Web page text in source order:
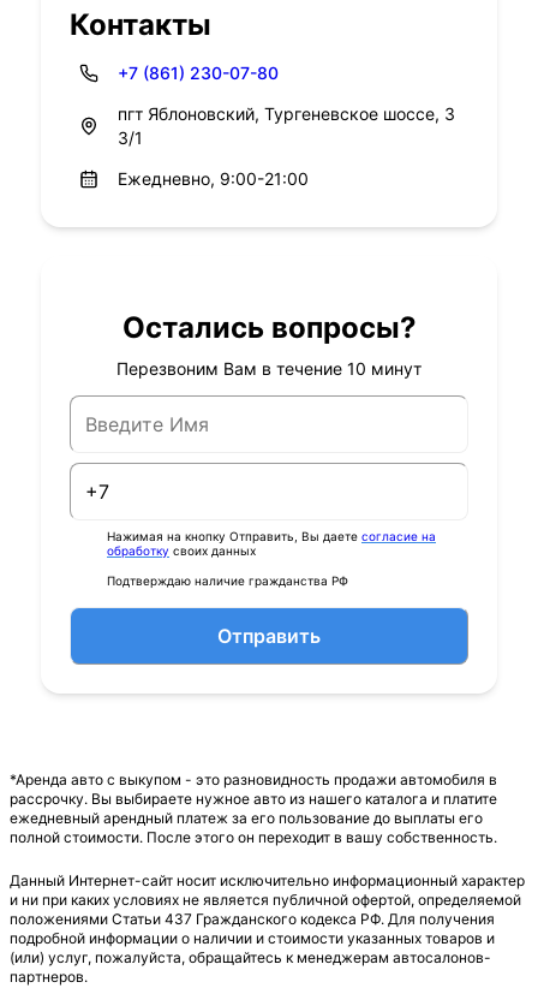
Контакты
+7 (861) 230-07-80
пгт Яблоновский, Тургеневское шоссе, 3
3/1
Ежедневно, 9:00-21:00
Остались вопросы?
Перезвоним Вам в течение 10 минут
Нажимая на кнопку Отправить, Вы даете согласие на
обработку своих данных
Подтверждаю наличие гражданства РФ
Отправить
*Аренда авто с выкупом - это разновидность продажи автомобиля в
рассрочку. Вы выбираете нужное авто из нашего каталога и платите
ежедневный арендный платеж за его пользование до выплаты его
полной стоимости. После этого он переходит в вашу собственность.
Данный Интернет-сайт носит исключительно информационный характер
и ни при каких условиях не является публичной офертой, определяемой
положениями Статьи 437 Гражданского кодекса РФ. Для получения
подробной информации о наличии и стоимости указанных товаров и
(или) услуг, пожалуйста, обращайтесь к менеджерам автосалонов-
партнеров.